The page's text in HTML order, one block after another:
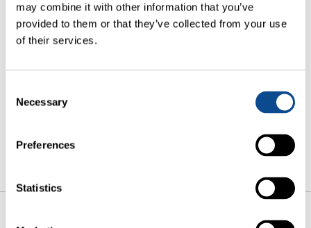
may combine it with other information that you’ve
provided to them or that they’ve collected from your use
of their services.
Selection
Necessary
Preferences
Statistics
OUI, J´ACCEPTE
NON, JE N´ ACCEPTE PAS